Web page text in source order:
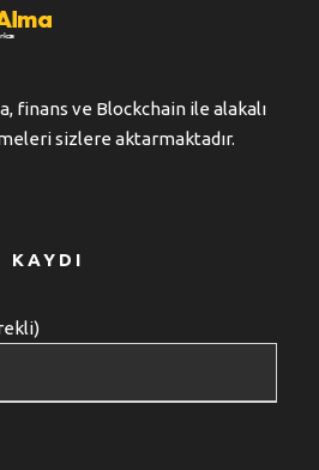
finans ve Blockchain ile alakalı
sizlere aktarmaktadır.
KAYDI